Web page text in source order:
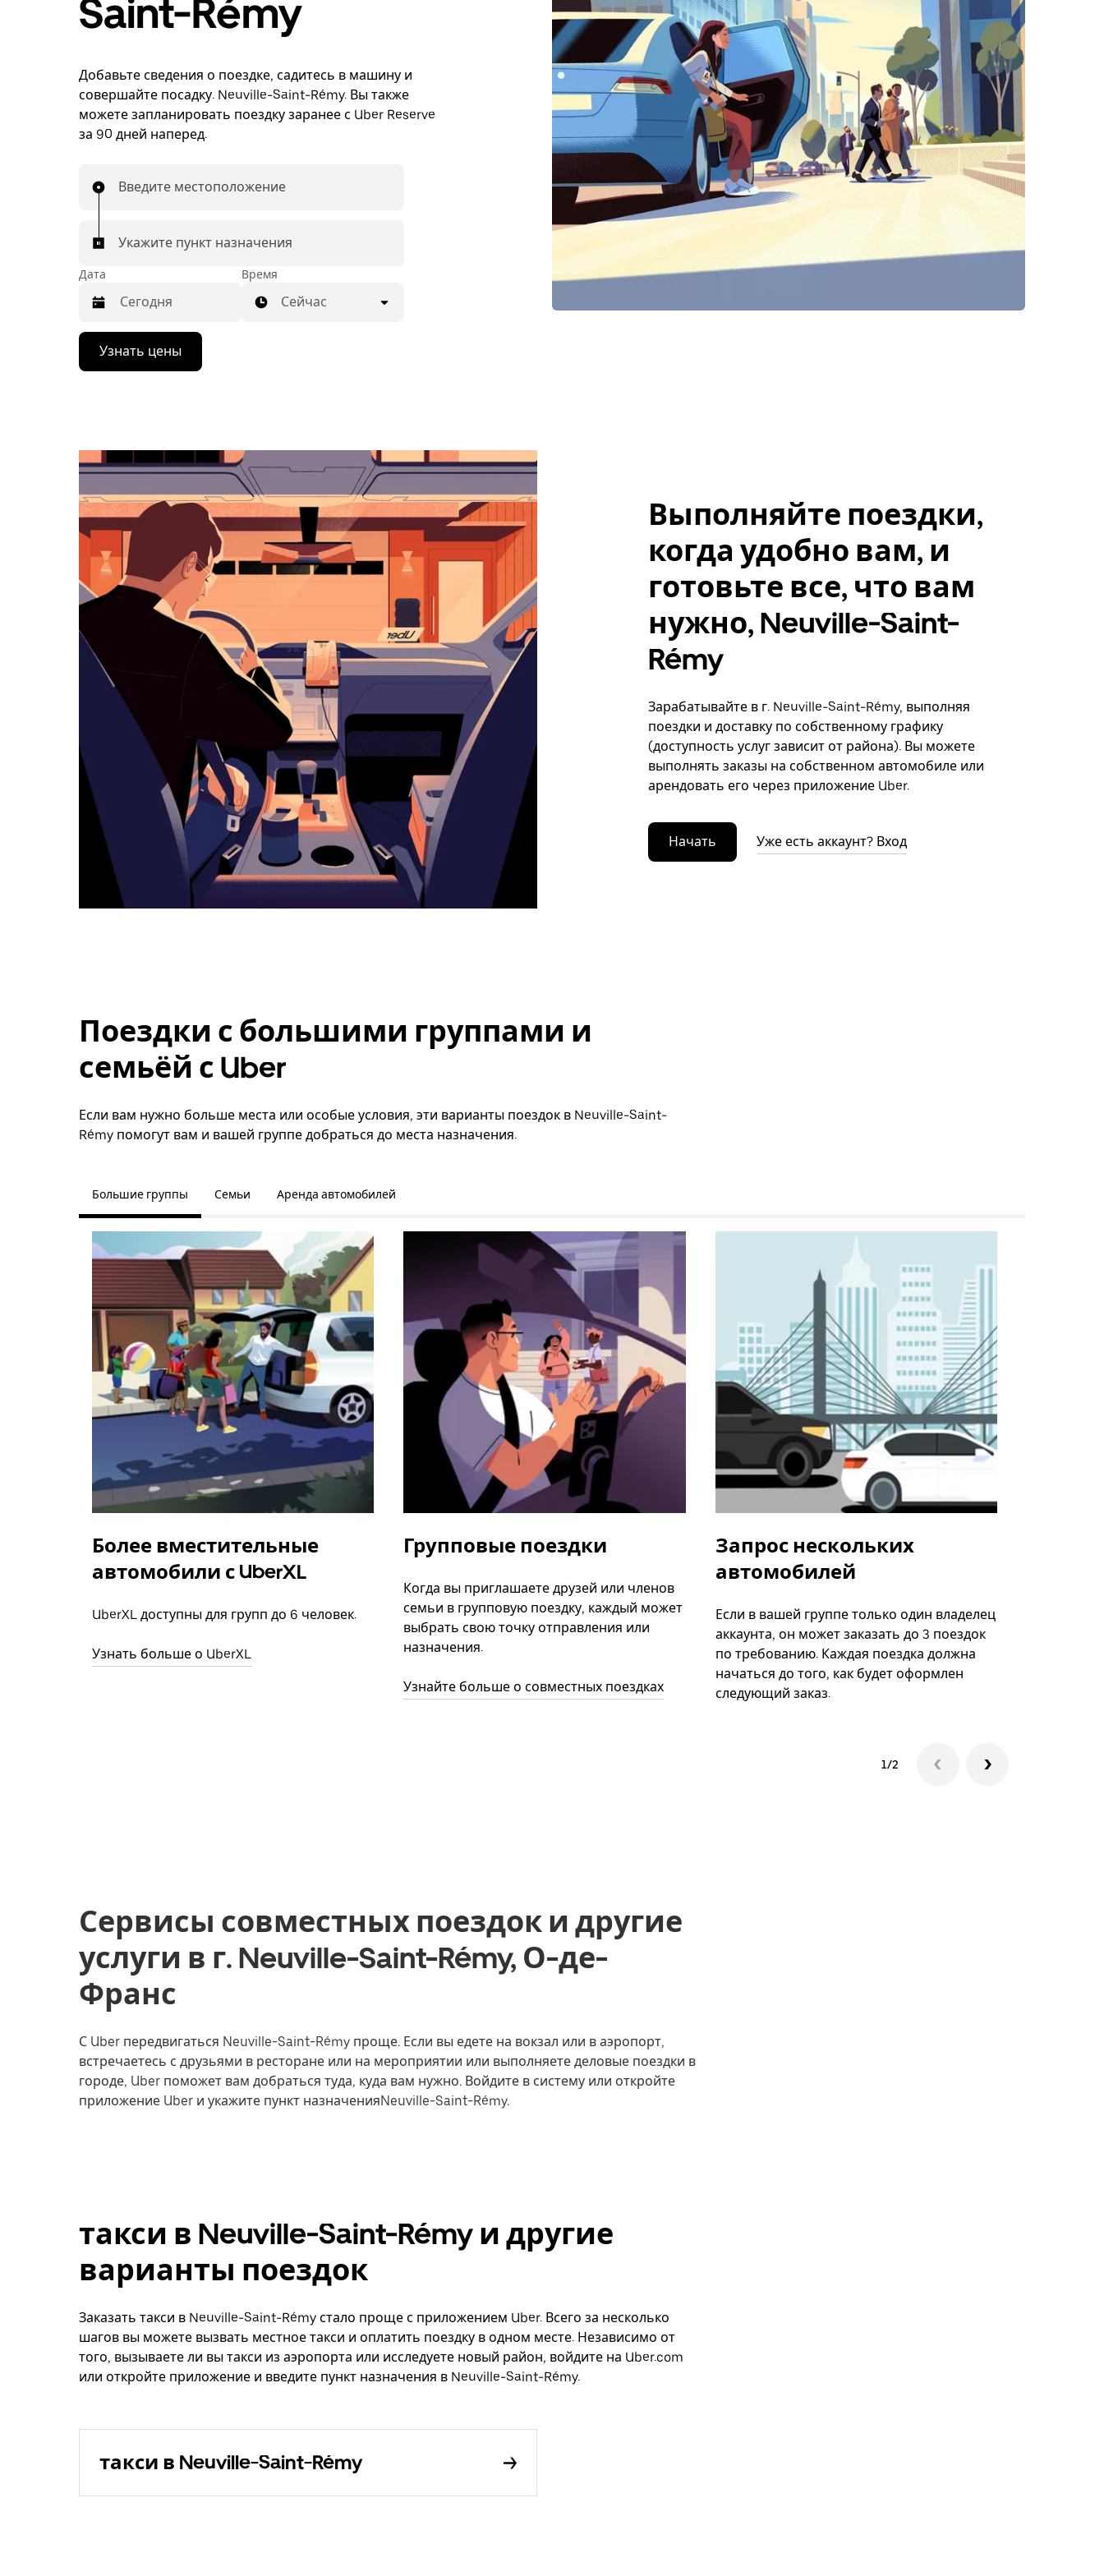
Saint-Rémy
Добавьте сведения о поездке, садитесь в машину и
совершайте посадку. Neuville-Saint-Rémy. Вы также
можете запланировать поездку заранее с Uber Reserve
за 90 дней наперед.
Введите местоположение
Укажите пункт назначения
Дата
Нажмите
стрелку
вниз,
выбрать
дату.
закрыть
календарь,
нажмите
Esc.
Время
Сейчас
Узнать цены
Выполняйте поездки,
когда удобно вам, и
готовьте все, что вам
нужно, Neuville-Saint-
Rémy
Зарабатывайте в г. Neuville-Saint-Rémy, выполняя
поездки и доставку по собственному графику
(доступность услуг зависит от района). Вы можете
выполнять заказы на собственном автомобиле или
арендовать его через приложение Uber.
Начать Уже есть аккаунт? Вход
Поездки с большими группами и
семьёй с Uber
Если вам нужно больше места или особые условия, эти варианты поездок в Neuville-Saint-
Rémy помогут вам и вашей группе добраться до места назначения.
Большие группы Семьи Аренда автомобилей
Более вместительные
автомобили с UberXL
UberXL доступны для групп до 6 человек.
Узнать больше о UberXL
Групповые поездки
Когда вы приглашаете друзей или членов
семьи в групповую поездку, каждый может
выбрать свою точку отправления или
назначения.
Узнайте больше о совместных поездках
Запрос нескольких
автомобилей
Если в вашей группе только один владелец
аккаунта, он может заказать до 3 поездок
по требованию. Каждая поездка должна
начаться до того, как будет оформлен
следующий заказ.
1/2
Сервисы совместных поездок и другие
услуги в г. Neuville-Saint-Rémy, О-де-
Франс
С Uber передвигаться Neuville-Saint-Rémy проще. Если вы едете на вокзал или в аэропорт,
встречаетесь с друзьями в ресторане или на мероприятии или выполняете деловые поездки в
городе, Uber поможет вам добраться туда, куда вам нужно. Войдите в систему или откройте
приложение Uber и укажите пункт назначенияNeuville-Saint-Rémy.
такси в Neuville-Saint-Rémy и другие
варианты поездок
Заказать такси в Neuville-Saint-Rémy стало проще с приложением Uber. Всего за несколько
шагов вы можете вызвать местное такси и оплатить поездку в одном месте. Независимо от
того, вызываете ли вы такси из аэропорта или исследуете новый район, войдите на Uber.com
или откройте приложение и введите пункт назначения в Neuville-Saint-Rémy.
такси в Neuville-Saint-Rémy